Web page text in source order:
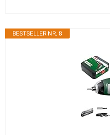
BESTSELLER NR. 8